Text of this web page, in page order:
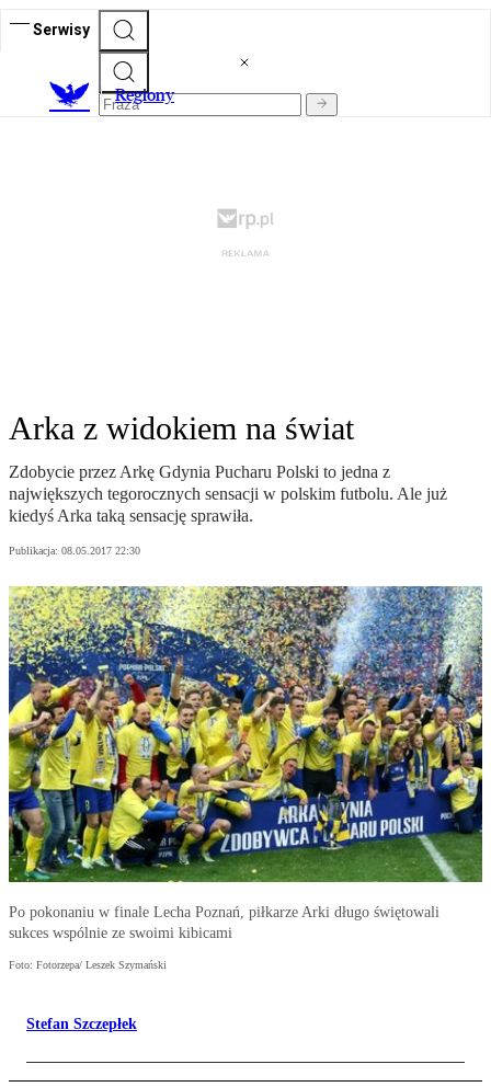
Serwisy
Regiony
Arka z widokiem na świat
Zdobycie przez Arkę Gdynia Pucharu Polski to jedna z
największych tegorocznych sensacji w polskim futbolu. Ale już
kiedyś Arka taką sensację sprawiła.
Publikacja: 08.05.2017 22:30
Po pokonaniu w finale Lecha Poznań, piłkarze Arki długo świętowali
sukces wspólnie ze swoimi kibicami
Foto: Fotorzepa/ Leszek Szymański
Stefan Szczepłek